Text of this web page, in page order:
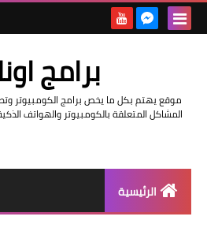
برامج
موقع يهتم بكل ما يخص برامج الكومبيوتر
المشاكل المتعلقة بالكومبيوتر والهواتف الذكية
الرئيسية